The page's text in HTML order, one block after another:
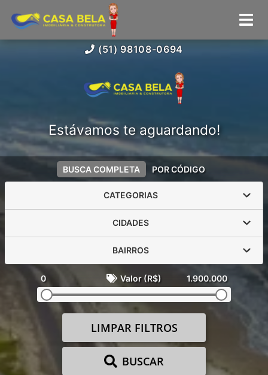
(51) 98108-0694
Estávamos te aguardando!
BUSCA COMPLETA POR CÓDIGO
CATEGORIAS
CIDADES
BAIRROS
0 Valor (R$) 1.900.000
LIMPAR FILTROS
BUSCAR